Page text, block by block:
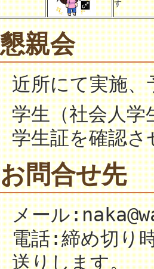
す
懇親会
近所にて実施
学生（社会人
学生証を確認
お問合せ先
メール
電話:締め切り
送りします。